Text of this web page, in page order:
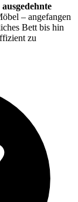
ausgedehnte
– angefangen
Bett bis hin
zu